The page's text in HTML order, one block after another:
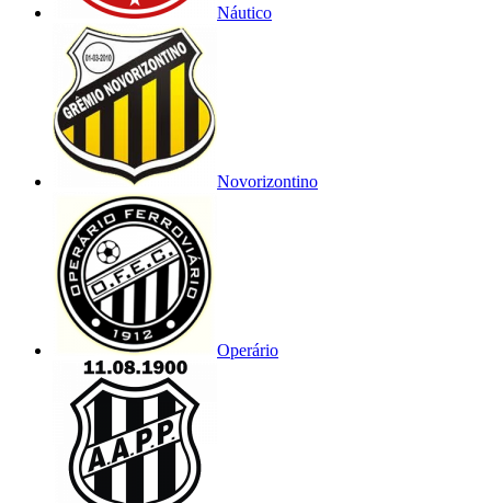
Náutico
Novorizontino
Operário